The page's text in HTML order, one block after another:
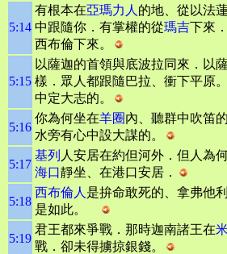
5:14
有根本在亞瑪力人 的地、從以法
中跟隨你．有掌權的從瑪吉下來
西布倫下來。
5:15
以薩迦的首領與底波拉同來．以薩
樣．眾人都跟隨巴拉、衝下平原
中定大志的。
5:16
你為何坐在羊圈內、聽群中吹笛
水旁有心中設大謀的。
5:17
基列 人安居在約但河外．但人為
海口靜坐、在港口安居．
5:18
西布倫人 是拚命敢死的、拿弗他
是如此。
5:19
君王都來爭戰．那時迦南諸王在
戰．卻未得擄掠銀錢。